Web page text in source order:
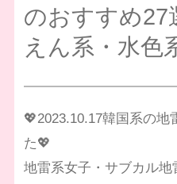
のおすすめ
えん系・水色
💖2023.10.17韓国系の地
た💖
地雷系女子・サブカル